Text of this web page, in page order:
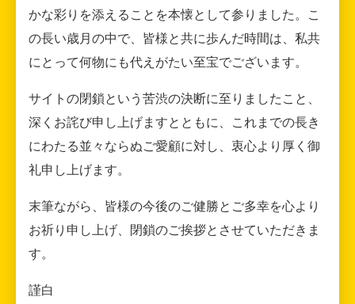
かな彩りを添えることを本懐として参りました。こ
の長い歳月の中で、皆様と共に歩んだ時間は、私共
にとって何物にも代えがたい至宝でございます。
サイトの閉鎖という苦渋の決断に至りましたこと、
深くお詫び申し上げますとともに、これまでの長き
にわたる並々ならぬご愛顧に対し、衷心より厚く御
礼申し上げます。
末筆ながら、皆様の今後のご健勝とご多幸を心より
お祈り申し上げ、閉鎖のご挨拶とさせていただきま
す。
謹白